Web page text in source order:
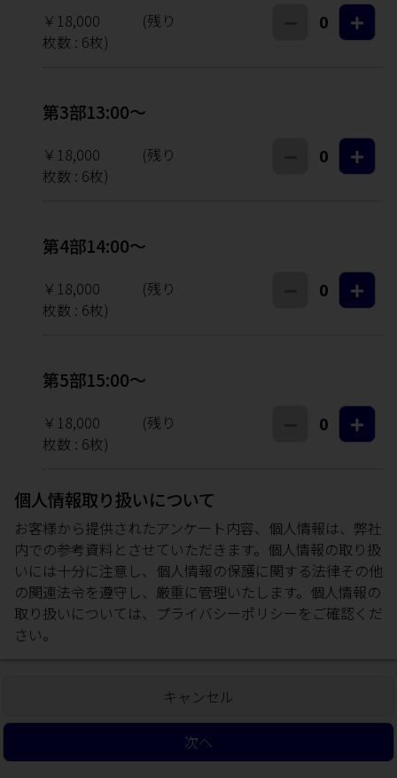
￥18,000 (残り
枚数 : 6枚)
0
第3部13:00～
￥18,000 (残り
枚数 : 6枚)
0
第4部14:00～
￥18,000 (残り
枚数 : 6枚)
0
第5部15:00～
￥18,000 (残り
枚数 : 6枚)
0
個人情報取り扱いについて
お客様から提供されたアンケート内容、個人情報は、弊社
内での参考資料とさせていただきます。個人情報の取り扱
いには十分に注意し、個人情報の保護に関する法律その他
の関連法令を遵守し、厳重に管理いたします。個人情報の
取り扱いについては、
プライバシーポリシーをご確認くだ
さい。
キャンセル
次へ